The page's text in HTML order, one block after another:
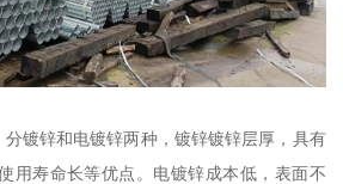
镀锌和电镀锌两种，镀锌镀锌层厚，具有
用寿命长等优点。电镀锌成本低，表面不